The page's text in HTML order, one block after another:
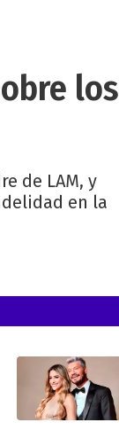
los
de LAM, y
en la